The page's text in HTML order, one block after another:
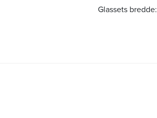
Glassets bredde: